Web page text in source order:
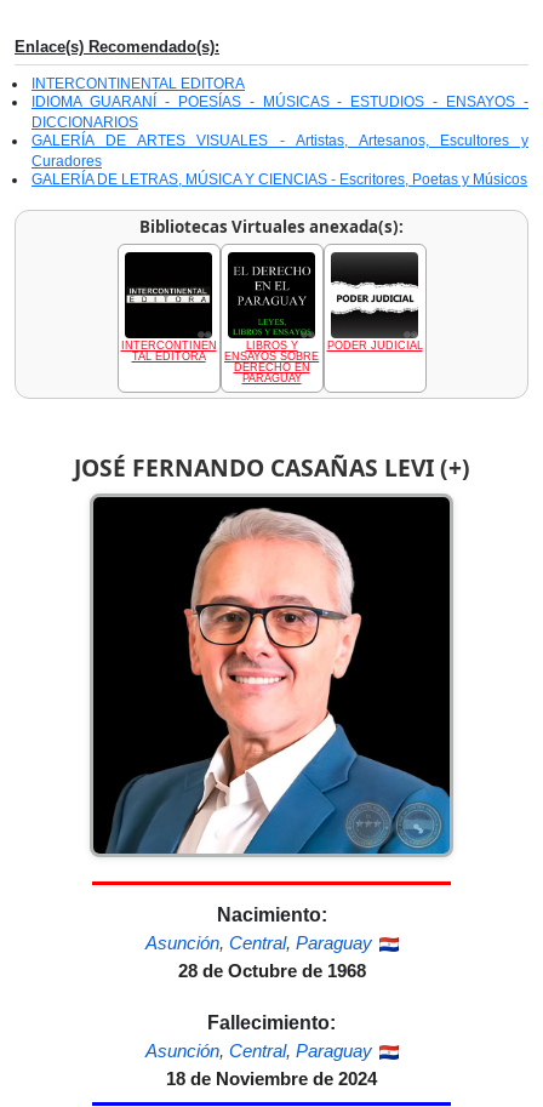
JOSÉ FERNANDO CASAÑAS LEVI (+)
Nacimiento:
Asunción, Central, Paraguay
28 de Octubre de 1968
Fallecimiento:
Asunción, Central, Paraguay
18 de Noviembre de 2024
Enlace(s) Recomendado(s):
INTERCONTINENTAL EDITORA
IDIOMA GUARANÍ - POESÍAS - MÚSICAS - ESTUDIOS - ENSAYOS -
DICCIONARIOS
GALERÍA DE ARTES VISUALES - Artistas, Artesanos, Escultores y
Curadores
GALERÍA DE LETRAS, MÚSICA Y CIENCIAS - Escritores, Poetas y Músicos
Bibliotecas Virtuales anexada(s):
INTERCONTINEN
TAL EDITORA
LIBROS Y
ENSAYOS SOBRE
DERECHO EN
PARAGUAY
PODER JUDICIAL